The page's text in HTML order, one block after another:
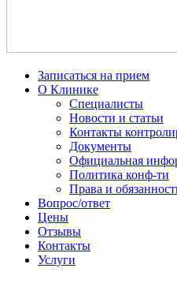
Записаться на прием
О Клинике
Специалисты
Новости и статьи
Контакты
Документы
Официальная
Политика конф-ти
Права и
Вопрос/ответ
Цены
Отзывы
Контакты
Услуги